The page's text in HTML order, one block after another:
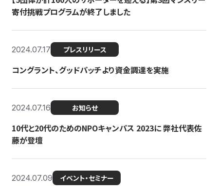
寄付挑戦プログラムが終了しました
2024.07.17 プレスリリース
コングラント、グッドパッチより資金調達を実施
2024.07.16 お知らせ
10代と20代のためのNPOキャンパス 2023に 弊社代表佐
藤が登壇
2024.07.09 イベント・セミナー